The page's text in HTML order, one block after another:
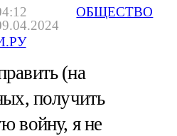
ОБЩЕСТВО
(на
получить
войну, я не